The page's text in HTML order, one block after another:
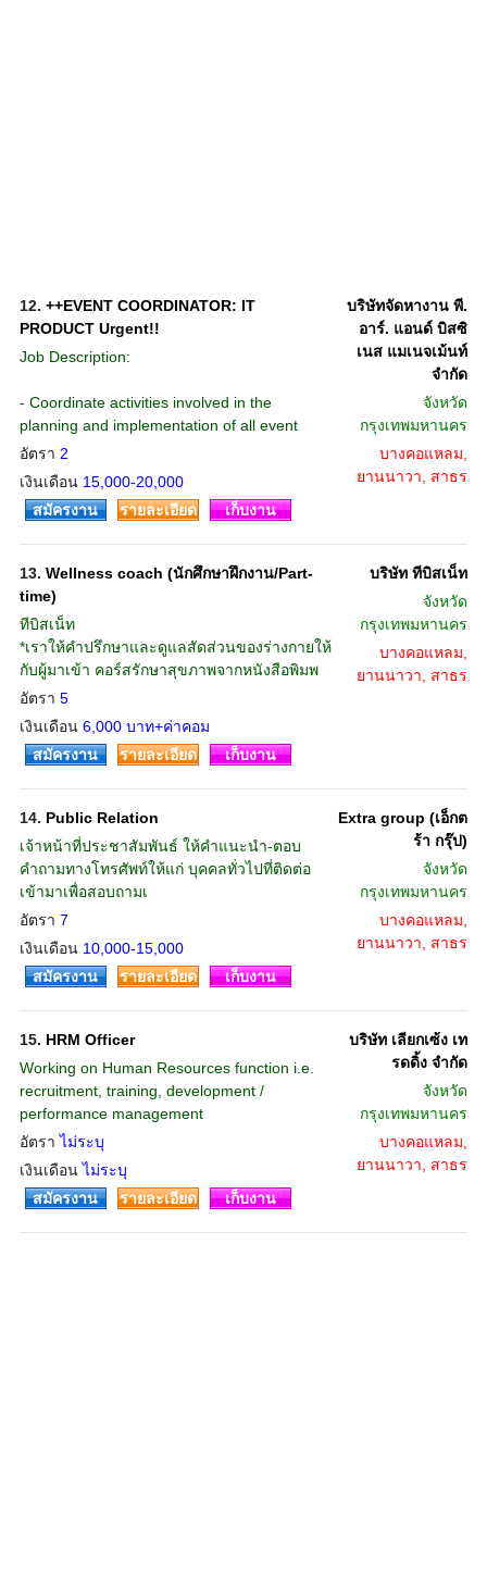
12. ++EVENT COORDINATOR: IT
PRODUCT Urgent!!
Job Description:
- Coordinate activities involved in the
planning and implementation of all event
อัตรา 2
เงินเดือน 15,000-20,000
บริษัทจัดหางาน พี.
อาร์. แอนด์ บิสซิ
เนส แมเนจเม้นท์
จำกัด
จังหวัด
กรุงเทพมหานคร
บางคอแหลม,
ยานนาวา, สาธร
สมัครงาน
รายละเอียด เก็บงาน
13. Wellness coach (นักศึกษาฝึกงาน/Part-
time)
ทีบิสเน็ท
*เราให้คำปรึกษาและดูแลสัดส่วนของร่างกายให้
กับผู้มาเข้า คอร์สรักษาสุขภาพจากหนังสือพิมพ
อัตรา 5
เงินเดือน 6,000 บาท+ค่าคอม
บริษัท ทีบิสเน็ท
จังหวัด
กรุงเทพมหานคร
บางคอแหลม,
ยานนาวา, สาธร
สมัครงาน รายละเอียด เก็บงาน
14. Public Relation
เจ้าหน้าที่ประชาสัมพันธ์ ให้คำแนะนำ-ตอบ
คำถามทางโทรศัพท์ให้แก่ บุคคลทั่วไปที่ติดต่อ
เข้ามาเพื่อสอบถามเ
อัตรา 7
เงินเดือน 10,000-15,000
Extra group (เอ็กต
ร้า กรุ๊ป)
จังหวัด
กรุงเทพมหานคร
บางคอแหลม,
ยานนาวา, สาธร
สมัครงาน
รายละเอียด เก็บงาน
15. HRM Officer
Working on Human Resources function i.e.
recruitment, training, development /
performance management
อัตราไม่ระบุ
เงินเดือนไม่ระบุ
บริษัท เลียกเซ้ง เท
รดดิ้ง จำกัด
จังหวัด
กรุงเทพมหานคร
บางคอแหลม,
ยานนาวา, สาธร
สมัครงาน
รายละเอียด เก็บงาน